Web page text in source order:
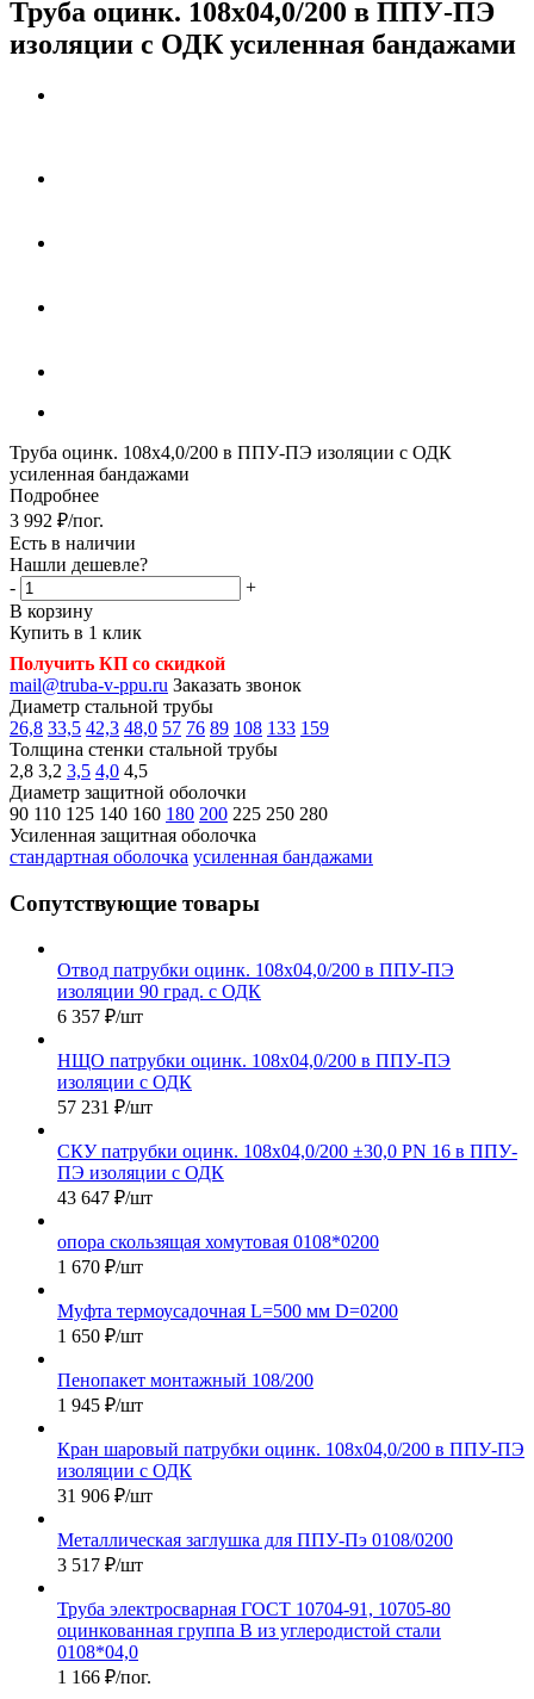
Труба оцинк. 108х04,0/200 в ППУ-ПЭ
изоляции с ОДК усиленная бандажами
Труба оцинк. 108х4,0/200 в ППУ-ПЭ изоляции с ОДК
усиленная бандажами
Подробнее
3 992 ₽/пог.
Есть в наличии
Нашли дешевле?
-
+
В корзину
Купить в 1 клик
Получить КП со скидкой
mail@truba-v-ppu.ru Заказать звонок
Диаметр стальной трубы
26,8 33,5 42,3 48,0 57 76 89 108 133 159
Толщина стенки стальной трубы
2,8 3,2 3,5 4,0 4,5
Диаметр защитной оболочки
90 110 125 140 160 180 200 225 250 280
Усиленная защитная оболочка
стандартная оболочка усиленная бандажами
Сопутствующие товары
Отвод патрубки оцинк. 108х04,0/200 в ППУ-ПЭ
изоляции 90 град. с ОДК
6 357 ₽/шт
НЩО патрубки оцинк. 108х04,0/200 в ППУ-ПЭ
изоляции с ОДК
57 231 ₽/шт
СКУ патрубки оцинк. 108х04,0/200 ±30,0 PN 16 в ППУ-
ПЭ изоляции с ОДК
43 647 ₽/шт
опора скользящая хомутовая 0108*0200
1 670 ₽/шт
Муфта термоусадочная L=500 мм D=0200
1 650 ₽/шт
Пенопакет монтажный 108/200
1 945 ₽/шт
Кран шаровый патрубки оцинк. 108х04,0/200 в ППУ-ПЭ
изоляции с ОДК
31 906 ₽/шт
Металлическая заглушка для ППУ-Пэ 0108/0200
3 517 ₽/шт
Труба электросварная ГОСТ 10704-91, 10705-80
оцинкованная группа В из углеродистой стали
0108*04,0
1 166 ₽/пог.